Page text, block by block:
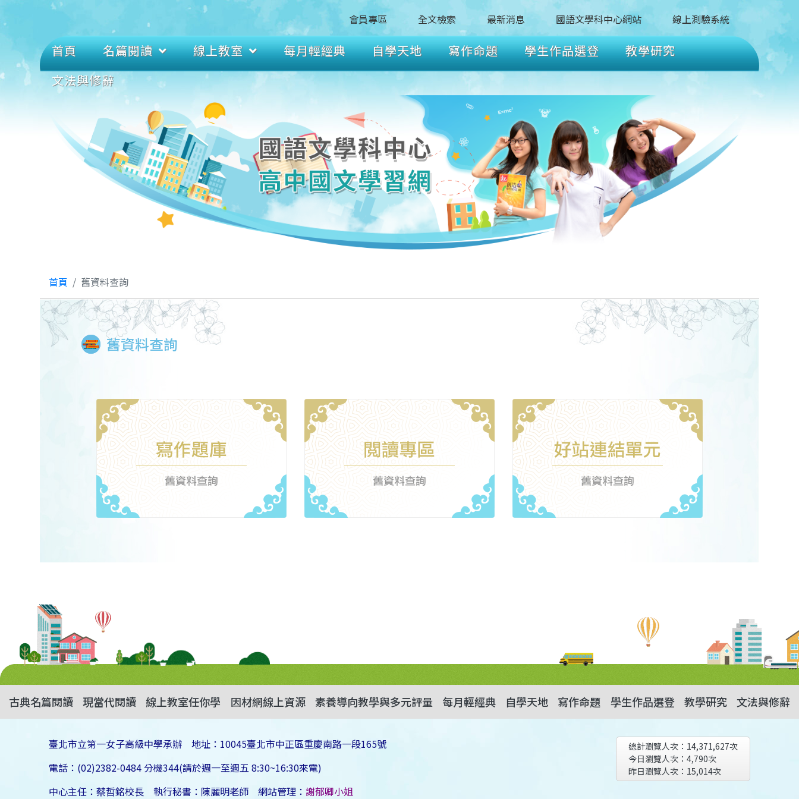
會員專區 全文檢索 最新消息 國語文學科中心網站 線上測驗系統
首頁 名篇閱讀 線上教室 每月輕經典 自學天地 寫作命題 學生作品選登
教學研究
文法與修辭
首頁 舊資料查詢
舊資料查詢
古典名篇閱讀 現當代閱讀 線上教室任你學 因材網線上資源 素養導向教學與多元評量 每月輕經典 自學天地 寫作命題 學生作品選登 教學研究 文法與修辭
臺北市立第一女子高級中學承辦 地址：10045臺北市中正區重慶南路一段165號
電話：(02)2382-0484 分機344(請於週一至週五 8:30~16:30來電)
中心主任：蔡哲銘校長 執行秘書：陳麗明老師 網站管理：謝郁卿小姐
總計瀏覽人次： 14,371,627次
今日瀏覽人次： 4,790次
昨日瀏覽人次： 15,014次